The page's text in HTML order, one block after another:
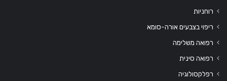
רוחניות
ריפוי בצבעים אורה-סומא
רפואה משלימה
רפואה סינית
רפלקסולוגיה